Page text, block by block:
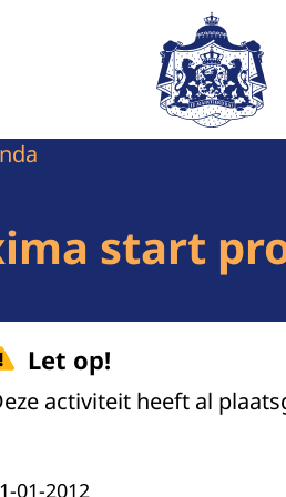
Naar de
start
Let op!
activiteit heeft al
01-2012